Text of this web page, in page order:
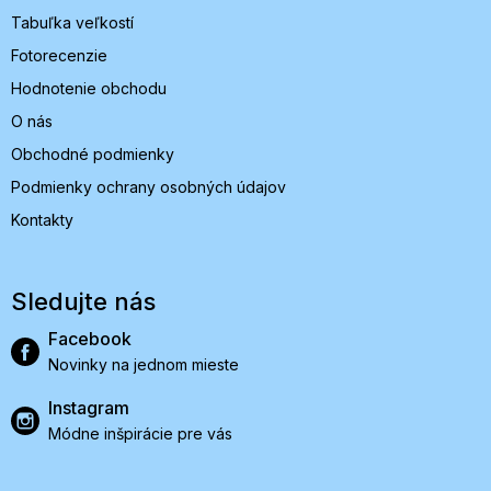
Tabuľka veľkostí
Fotorecenzie
Hodnotenie obchodu
O nás
Obchodné podmienky
Podmienky ochrany osobných údajov
Kontakty
Sledujte nás
Facebook
Novinky na jednom mieste
Instagram
Módne inšpirácie pre vás